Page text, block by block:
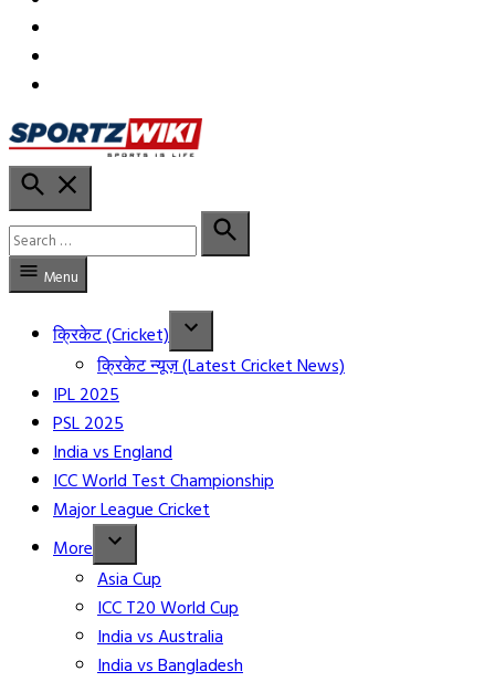
Sportzwiki Hindi
Open
Search
Search
for:
Search
Menu
क्रिकेट (Cricket)
क्रिकेट न्यूज़ (Latest Cricket News)
IPL 2025
PSL 2025
India vs England
ICC World Test Championship
Major League Cricket
More
Asia Cup
ICC T20 World Cup
India vs Australia
India vs Bangladesh